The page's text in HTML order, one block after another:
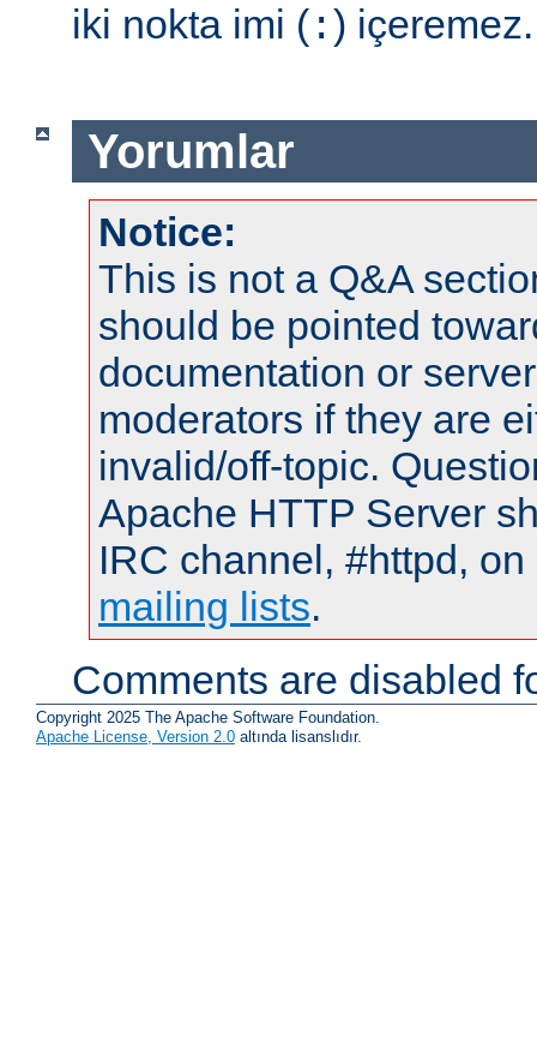
iki nokta imi ( :) içeremez.
Yorumlar
Notice:
This is not a Q&A
should be pointed
documentation or
moderators if they are
invalid/off-topic.
Apache HTTP Server
IRC channel, #httpd,
mailing lists.
Comments are disabled
Copyright 2025 The Apache Software Foundation.
Apache License, Version 2.0 altında lisanslıdır.